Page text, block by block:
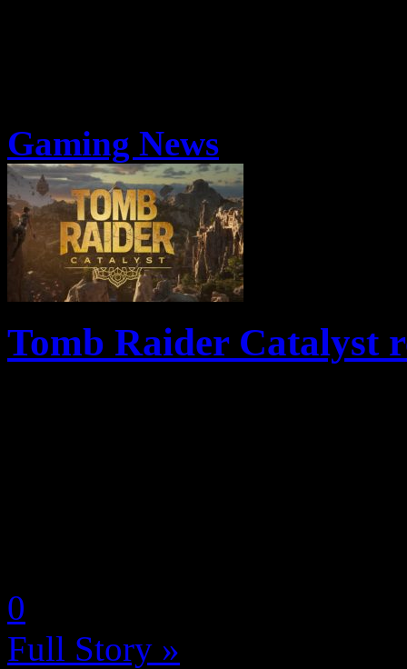
Gaming News
Tomb Raider Catalyst
0
Full Story »